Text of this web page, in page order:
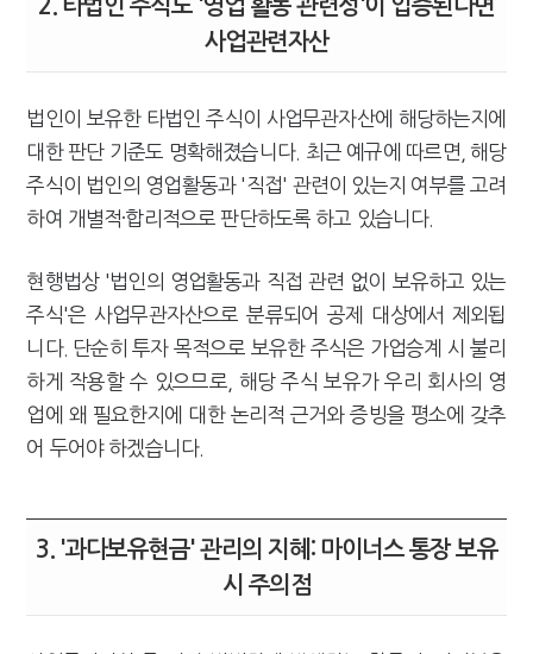
2. 타법인 주식도 '영업 활동 관련성'이 입증된다면
사업관련자산
법인이 보유한 타법인 주식이 사업무관자산에 해당하는지에
대한 판단 기준도 명확해졌습니다. 최근 예규에 따르면, 해당
주식이 법인의 영업활동과 '직접' 관련이 있는지 여부를 고려
하여 개별적·합리적으로 판단하도록 하고 있습니다.
현행법상 '법인의 영업활동과 직접 관련 없이 보유하고 있는
주식'은 사업무관자산으로 분류되어 공제 대상에서 제외됩
니다. 단순히 투자 목적으로 보유한 주식은 가업승계 시 불리
하게 작용할 수 있으므로, 해당 주식 보유가 우리 회사의 영
업에 왜 필요한지에 대한 논리적 근거와 증빙을 평소에 갖추
어 두어야 하겠습니다.
3. '과다보유현금' 관리의 지혜: 마이너스 통장 보유
시 주의점